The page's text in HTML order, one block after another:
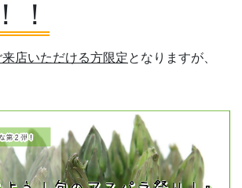
！
店いただける方限定となりますが、